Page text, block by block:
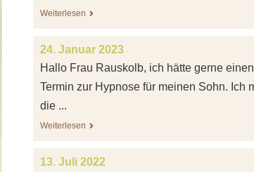
Weiterlesen
24. Januar 2023
Hallo Frau Rauskolb, ich hätte gerne einen
Termin zur Hypnose für meinen Sohn. Ich
die ...
Weiterlesen
13. Juli 2022